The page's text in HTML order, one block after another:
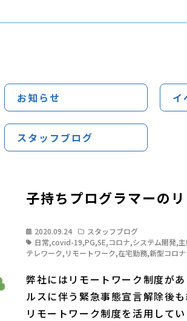
お知らせ イ
スタッフブログ
子持ちプログラマーの
2020.09.24
スタッフブログ
日常,covid-19,PG,SE,コロナ,システム開発,
テレワーク,リモートワーク,在宅勤務,新型コロ
弊社にはリモートワーク制度が
ルスに伴う緊急事態宣言解除後
リモートワーク制度を活用して